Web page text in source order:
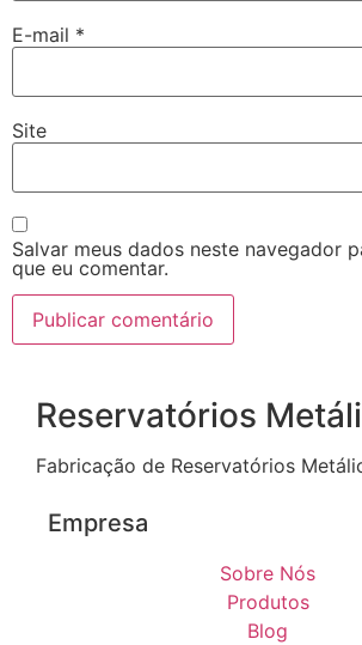
E-mail *
Site
Salvar meus dados neste navegador
que eu comentar.
Reservatórios
Fabricação de Reservatórios
Empresa
Sobre Nós
Produtos
Blog